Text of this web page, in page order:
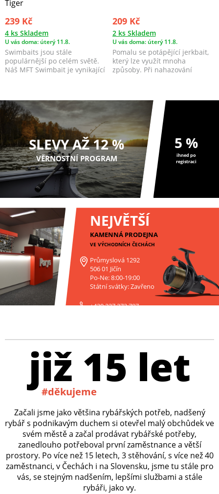
Tiger
239 Kč
4 ks Skladem
U vás doma: úterý 11.8.
Swimbaits jsou stále
populárnější po celém světě.
Náš MFT Swimbait je vynikající
209 Kč
2 ks Skladem
U vás doma: úterý 11.8.
Pomalu se potápějící jerkbait,
který lze využít mnoha
způsoby. Při nahazování
SLEVY AŽ 12 %
VĚRNOSTNÍ PROGRAM
5 %
ihned po
registraci
NEJVĚTŠÍ
KAMENNÁ PRODEJNA
VE VÝCHODNÍCH ČECHÁCH
Průmyslová 1292
506 01 Jičín
Po-Ne: 8:00-19:00
Státní svátky: Zavřeno
+420 227 272 797
již 15 let
#děkujeme
Začali jsme jako většina rybářských potřeb, nadšený
rybář s podnikavým duchem si otevřel malý obchůdek ve
svém městě a začal prodávat rybářské potřeby,
zanedlouho potřeboval první zaměstnance a větší
prostory. Po více než 15 letech, 3 stěhování, s více než 40
zaměstnanci, v Čechách i na Slovensku, jsme tu stále pro
vás, se stejným nadšením, lepšími službami a stále
rybáři, jako vy.